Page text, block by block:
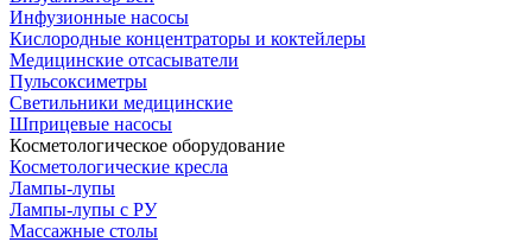
Инфузионные насосы
Кислородные концентраторы и коктейлеры
Медицинские отсасыватели
Пульсоксиметры
Светильники медицинские
Шприцевые насосы
Косметологическое оборудование
Косметологические кресла
Лампы-лупы
Лампы-лупы с РУ
Массажные столы